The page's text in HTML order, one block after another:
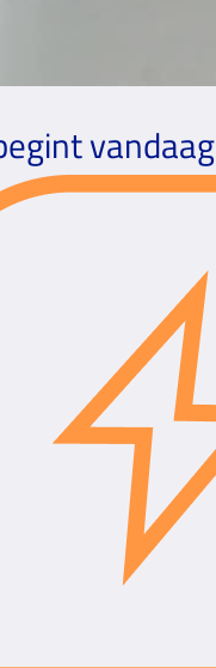
vandaag